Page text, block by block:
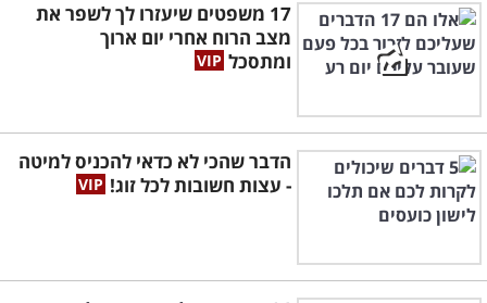
17 משפטים שיעזרו לך לשפר את
מצב הרוח אחרי יום ארוך
ומתסכל
הדבר שהכי לא כדאי להכניס למיטה
- עצות חשובות לכל זוג!